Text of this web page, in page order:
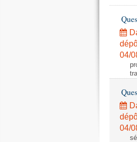
04/
04/